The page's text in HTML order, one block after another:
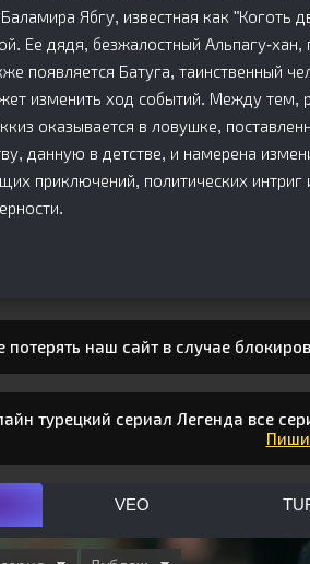
Ябгу, известная как "Коготь
Ее дядя, безжалостный Альпагу-
появляется Батуга, таинственный
изменить ход событий. Между тем,
оказывается в ловушке,
данную в детстве, и намерена
приключений, политических
наш сайт в случае
турецкий сериал Легенда все
VEO